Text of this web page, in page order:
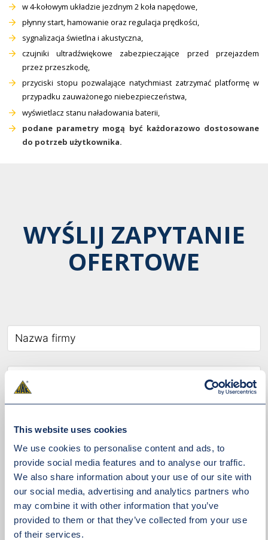
This website uses cookies
We use cookies to personalise content and ads, to
provide social media features and to analyse our traffic.
We also share information about your use of our site with
our social media, advertising and analytics partners who
may combine it with other information that you’ve
provided to them or that they’ve collected from your use
of their services.
w 4-kołowym układzie jezdnym 2 koła napędowe,
płynny start, hamowanie oraz regulacja prędkości,
sygnalizacja świetlna i akustyczna,
czujniki ultradźwiękowe zabezpieczające przed przejazdem
przez przeszkodę,
przyciski stopu pozwalające natychmiast zatrzymać platformę w
przypadku zauważonego niebezpieczeństwa,
wyświetlacz stanu naładowania baterii,
podane parametry mogą być każdorazowo dostosowane
do potrzeb użytkownika.
WYŚLIJ ZAPYTANIE
OFERTOWE